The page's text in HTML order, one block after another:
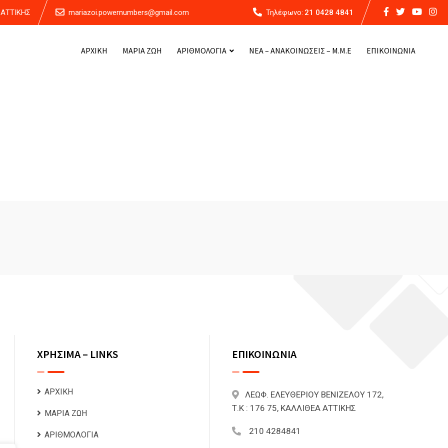
mariazoi.powernumbers@gmail.com Τηλέφωνο: 21 0428 4841
ΑΡΧΙΚΗ ΜΑΡΙΑ ΖΩΗ ΑΡΙΘΜΟΛΟΓΙΑ ΝΕΑ – ΑΝΑΚΟΙΝΩΣΕΙΣ – Μ.Μ.Ε ΕΠΙΚΟΙΝΩΝΙΑ
ΧΡΗΣΙΜΑ – LINKS
ΑΡΧΙΚΗ
ΜΑΡΙΑ ΖΩΗ
ΑΡΙΘΜΟΛΟΓΙΑ
ΕΠΙΚΟΙΝΩΝΙΑ
ΛΕΩΦ. ΕΛΕΥΘΕΡΙΟΥ ΒΕΝΙΖΕΛΟΥ 172,
Τ.Κ : 176 75, ΚΑΛΛΙΘΕΑ ΑΤΤΙΚΗΣ
210 4284841